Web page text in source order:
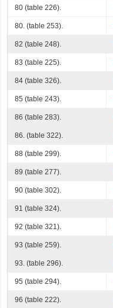
80 (table 226).
80. (table 253).
82 (table 248).
83 (table 225).
84 (table 326).
85 (table 243).
86 (table 283).
86. (table 322).
88 (table 299).
89 (table 277).
90 (table 302).
91 (table 324).
92 (table 321).
93 (table 259).
93. (table 296).
95 (table 294).
96 (table 222).